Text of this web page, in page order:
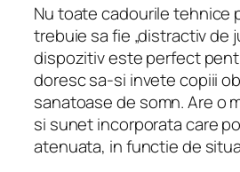
Nu toate cadourile tehnice
trebuie sa fie „distractiv de
dispozitiv este perfect
doresc sa-si invete copiii
sanatoase de somn. Are o
si sunet incorporata care
atenuata, in functie de